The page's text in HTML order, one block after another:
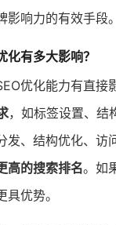
响力的有效手段。
化有多大影响？
优化能力有直接
，如标签设置、结
发、结构优化、访
高的搜索排名。如
优势。